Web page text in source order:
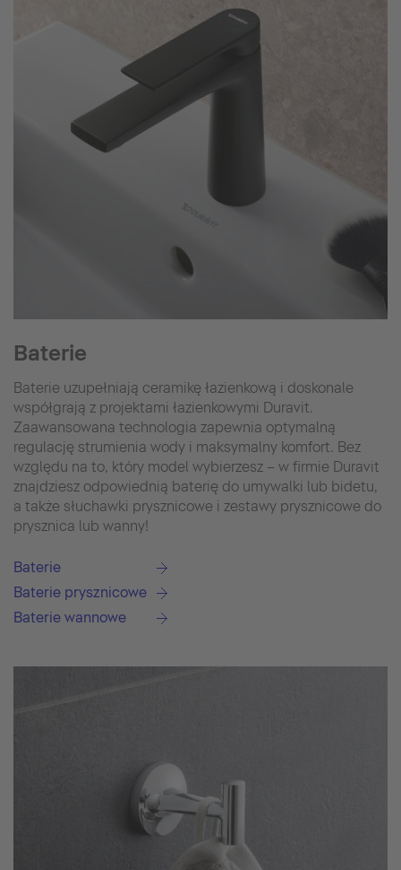
Baterie
Baterie uzupełniają ceramikę łazienkową i doskonale
współgrają z projektami łazienkowymi Duravit.
Zaawansowana technologia zapewnia optymalną
regulację strumienia wody i maksymalny komfort. Bez
względu na to, który model wybierzesz – w firmie Duravit
znajdziesz odpowiednią baterię do umywalki lub bidetu,
a także słuchawki prysznicowe i zestawy prysznicowe do
prysznica lub wanny!
Baterie
Baterie prysznicowe
Baterie wannowe